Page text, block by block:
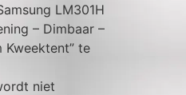
LM301H
– Dimbaar –
Kweektent” te
niet